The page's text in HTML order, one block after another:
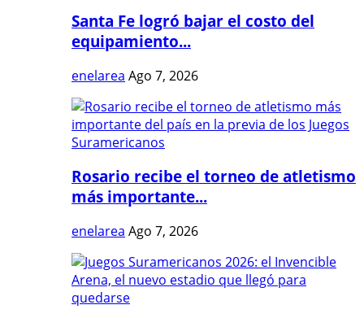
Santa Fe logró bajar el costo del
equipamiento...
enelarea Ago 7, 2026
Rosario recibe el torneo de atletismo
más importante...
enelarea Ago 7, 2026